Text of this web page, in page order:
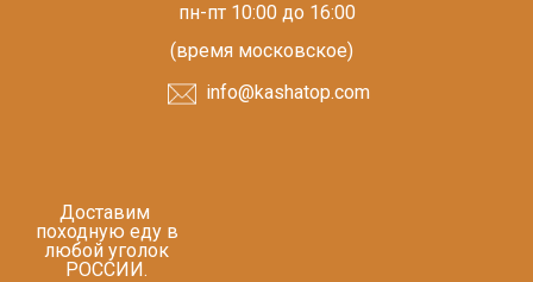
пн-пт 10:00 до 16:00
(время московское)
info@kashatop.com
Доставим
походную еду в
любой уголок
РОССИИ.